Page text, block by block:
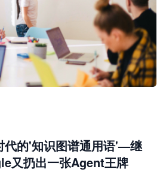
的'知识图谱通用语'—继
又扔出一张Agent王牌